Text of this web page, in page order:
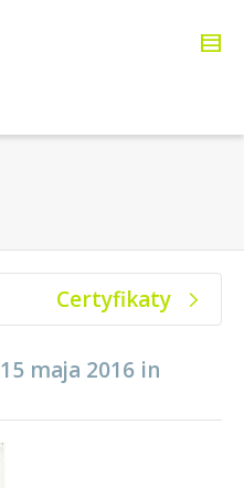
Certyfikaty
15 maja 2016 in